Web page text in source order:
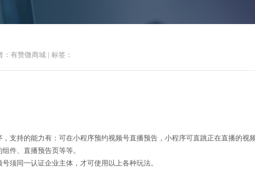
视频号和小程序认证为关联主体
：有赞微商城 标签：
支持的能力有：可在小程序预约视频号直播预告，小程序可直跳正在直播的视
件、直播预告页等等。
须同一认证企业主体，才可使用以上各种玩法。